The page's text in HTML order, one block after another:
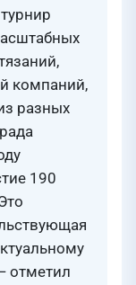
компаний,
разных
190
отметил